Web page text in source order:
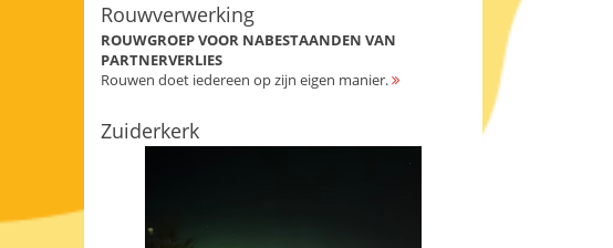
Rouwverwerking
ROUWGROEP VOOR NABESTAANDEN VAN
PARTNERVERLIES
Rouwen doet iedereen op zijn eigen manier.
Zuiderkerk